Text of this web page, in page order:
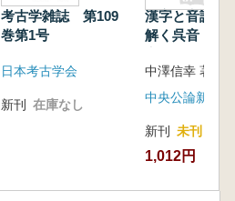
考古学雑誌 第109
巻第1号
日本考古学会
新刊 在庫なし
漢字と音読み
解く呉音・漢
中澤信幸 著
中央公論新社
新刊 未刊
1,012円